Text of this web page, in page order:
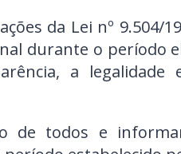
da Lei nº 9.504/
durante o período
a
de todos e